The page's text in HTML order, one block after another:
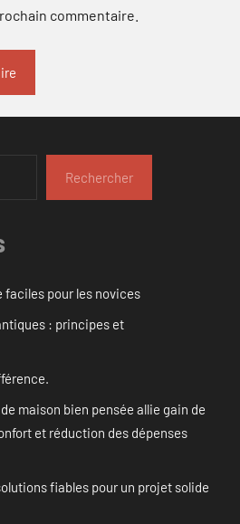
commentaire.
Rechercher
faciles pour les novices
: principes et
maison bien pensée allie gain de
et réduction des dépenses
fiables pour un projet solide